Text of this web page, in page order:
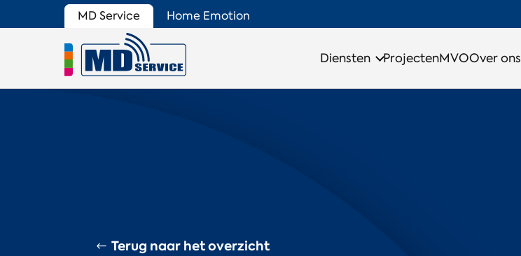
MD Service Home Emotion
Diensten ProjectenMVOOver ons
Terug naar het overzicht